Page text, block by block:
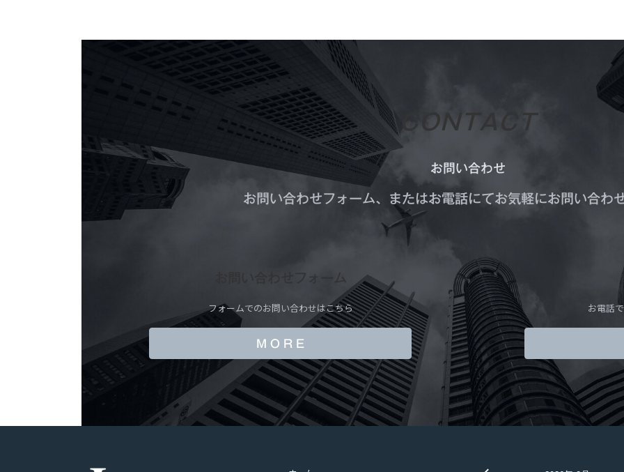
CO NTA C T
お問い合わせ
お問い合わせフォーム、またはお電話にてお気軽にお問い合わ
お問い合わせフォーム
フォームでのお問い合わせはこちら
M O R E
お電話